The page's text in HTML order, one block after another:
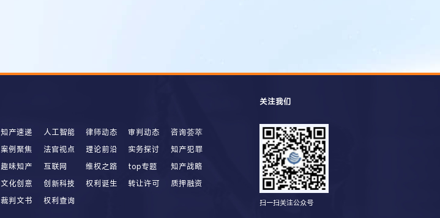
知产速递 人工智能 律师动态 审判动态
咨询荟萃
案例聚焦 法官视点 理论前沿 实务探讨
知产犯罪
趣味知产 互联网 维权之路 top专题
知产战略
文化创意 创新科技 权利诞生 转让许可
质押融资
裁判文书 权利查询
关注我们
扫一扫关注公众号